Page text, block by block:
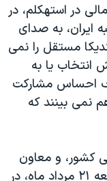
در استهکلم، در
ایران، به صدای
مستقل را نمی
یا به
احساس مشارکت
نمی بینند که
کشور، و معاون
وزیر امور اقتصادی و دارایی، که روز جمعه ۲۱ مرداد ماه، در